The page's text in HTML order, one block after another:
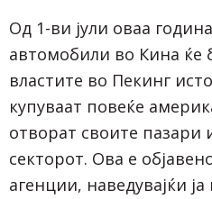
Од 1-ви јули оваа
автомобили во Кина ќе
властите во Пекинг
купуваат повеќе
отворат своите пазари
секторот. Ова е
агенции, наведувајќи